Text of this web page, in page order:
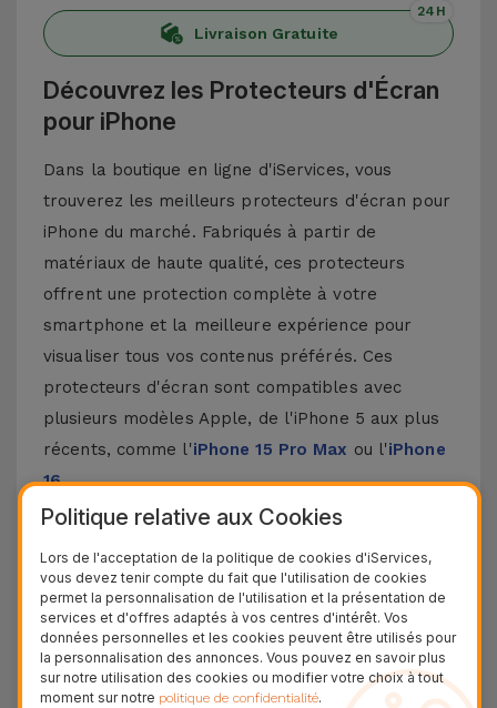
Livraison Gratuite
24H
Découvrez les Protecteurs d'Écran
pour iPhone
Dans la boutique en ligne d'iServices, vous
trouverez les meilleurs protecteurs d'écran pour
iPhone du marché. Fabriqués à partir de
matériaux de haute qualité, ces protecteurs
offrent une protection complète à votre
smartphone et la meilleure expérience pour
visualiser tous vos contenus préférés. Ces
protecteurs d'écran sont compatibles avec
plusieurs modèles Apple, de l'iPhone 5 aux plus
récents, comme l'iPhone 15 Pro Max ou l'iPhone
16.
Comment poser un protecteur d'écran
pour iPhone ?
Poser un protecteur d'écran pour iPhone est
assez simple. Chez iServices, nos protecteurs en
verre pour iPhone sont fournis avec un kit qui
rend ce processus encore plus facile. Assurez-
Politique relative aux Cookies
Lors de l'acceptation de la politique de cookies d'iServices,
vous devez tenir compte du fait que l'utilisation de cookies
permet la personnalisation de l'utilisation et la présentation de
services et d'offres adaptés à vos centres d'intérêt. Vos
données personnelles et les cookies peuvent être utilisés pour
la personnalisation des annonces. Vous pouvez en savoir plus
sur notre utilisation des cookies ou modifier votre choix à tout
moment sur notre politique de confidentialité.